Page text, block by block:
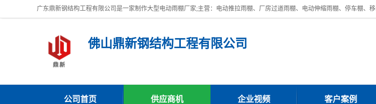
佛山鼎新钢结构工程有限公司
公司首页 供应商机 企业视频 客户案例